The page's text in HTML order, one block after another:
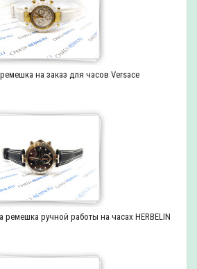
на заказ для часов Versace
ремешка ручной работы на часах HERBELIN